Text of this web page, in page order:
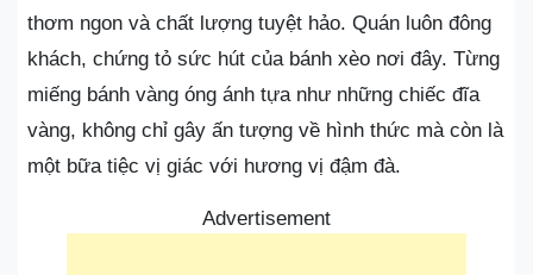
thơm ngon và chất lượng tuyệt hảo. Quán luôn đông
khách, chứng tỏ sức hút của bánh xèo nơi đây. Từng
miếng bánh vàng óng ánh tựa như những chiếc đĩa
vàng, không chỉ gây ấn tượng về hình thức mà còn là
một bữa tiệc vị giác với hương vị đậm đà.
Advertisement